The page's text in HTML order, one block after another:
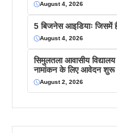
August 4, 2026
5 बिजनेस आइडियाः जिसमें
August 4, 2026
सिमुलतला आवासीय
नामांकन के लिए आवेदन शुरू
August 2, 2026